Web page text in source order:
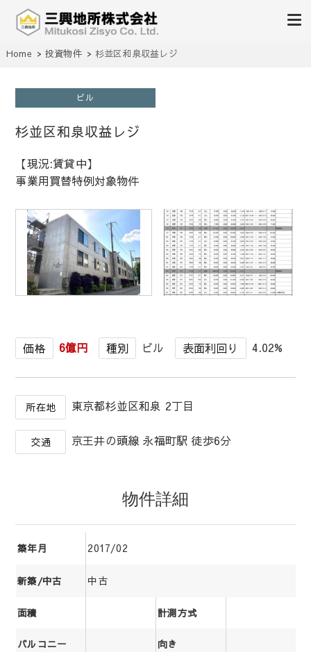
三興地所株式会社
不動産の売買、賃貸、仲介、管理
Home 投資物件 杉並区和泉収益レジ
ビル
杉並区和泉収益レジ
【現況:賃貸中】
事業用買替特例対象物件
1/ 1
価格 6億円 種別 ビル 表面利回り 4.02%
所在地 東京都杉並区和泉 2丁目
交通 京王井の頭線 永福町駅 徒歩6分
物件詳細
築年月 2017/02
新築/中古 中古
面積 計測方式
バルコニー 向き